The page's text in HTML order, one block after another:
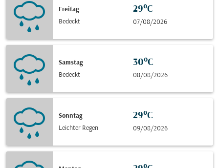
Freitag
Bedeckt
29°C
07/08/2026
Samstag
Bedeckt
30°C
08/08/2026
Sonntag
Leichter Regen
29°C
09/08/2026